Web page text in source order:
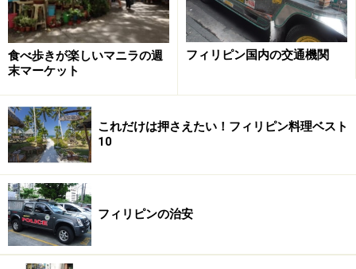
こちらもお得！ ラグジュアリーホテル
ィリピンで利用すれば一泊一部屋7500ペソ程度（約
17000円）～。どうです、お得に感じるでしょう？ ま
た、フェイシャルやマッサージなどのスパトリートメン
トは概ね5000ペソ程度（約11000円）。こちらはフィリ
ピンの物価から見れば高く感じるかもしれませんが、ラ
グジュアリーさが漂う空間での一流セラピストによるト
リートメントは、試してみる価値アリです。
食べ歩きが楽しいマニラの週
末マーケット
フィリピン国内の交通機関
これだけは押さえたい！フィリピン料理ベスト
10
フィリピンの治安